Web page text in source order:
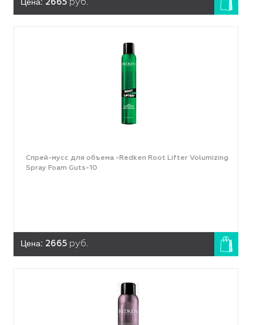
2665 руб.
Спрей-мусс для объема -Redken Root Lifter Volumizing
Spray Foam Guts-10
Цена: 2665 руб.